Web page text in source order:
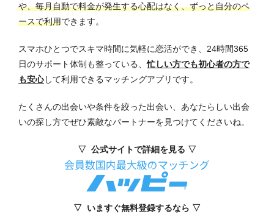
や、毎月自動で料金が発生する心配はなく、ずっと自分のペ
ースで利用できます。
スマホひとつでスキマ時間に気軽に恋活ができ、24時間365
日のサポート体制も整っている、忙しい方でも初心者の方で
も安心して利用できるマッチングアプリです。
たくさんの出会いや条件を絞った出会い、あなたらしい出会
いの探し方でぜひ素敵なパートナーを見つけてくださいね。
▽ 公式サイトで詳細を見る ▽
▽ いますぐ無料登録するなら ▽